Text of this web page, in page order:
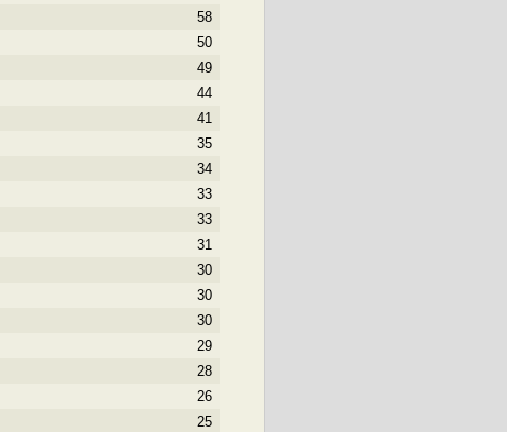
58
50
49
44
41
35
34
33
33
31
30
30
30
29
28
26
25